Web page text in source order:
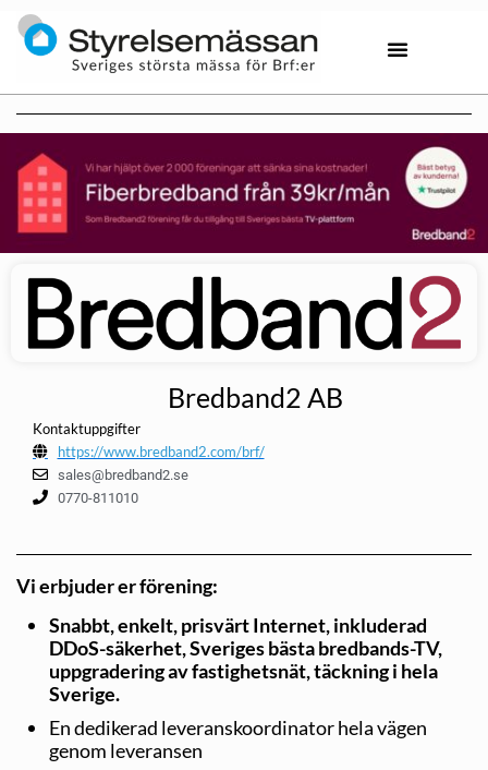
Bredband2 AB
Kontaktuppgifter
https://www.bredband2.com/brf/
sales@bredband2.se
0770-811010
Vi erbjuder er förening:
Snabbt, enkelt, prisvärt Internet, inkluderad
DDoS-säkerhet, Sveriges bästa bredbands-TV,
uppgradering av fastighetsnät, täckning i hela
Sverige.
En dedikerad leveranskoordinator hela vägen
genom leveransen